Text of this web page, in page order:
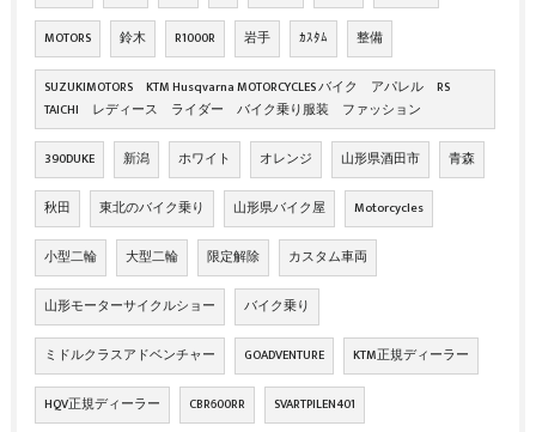
MOTORS 鈴木 R1000R 岩手 ｶｽﾀﾑ 整備
SUZUKIMOTORS KTM Husqvarna MOTORCYCLES バイク アパレル RS
TAICHI レディース ライダー バイク乗り服装 ファッション
390DUKE 新潟 ホワイト オレンジ 山形県酒田市 青森
秋田 東北のバイク乗り 山形県バイク屋 Motorcycles
小型二輪 大型二輪 限定解除 カスタム車両
山形モーターサイクルショー バイク乗り
ミドルクラスアドベンチャー GOADVENTURE KTM正規ディーラー
HQV正規ディーラー CBR600RR SVARTPILEN401